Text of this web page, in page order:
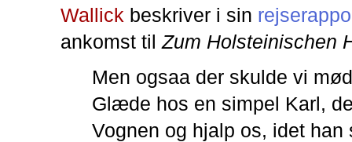
Wallick beskriver i sin
ankomst tilZum Holsteinischen
Men ogsaa der skulde vi
Glæde hos en simpel Karl,
Vognen og hjalp os, idet han